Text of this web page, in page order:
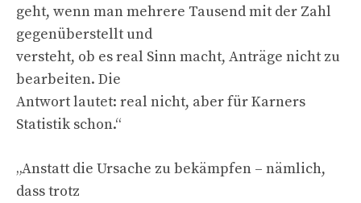
geht, wenn man mehrere Tausend mit der Zahl
gegenüberstellt und
versteht, ob es real Sinn macht, Anträge nicht zu
bearbeiten. Die
Antwort lautet: real nicht, aber für Karners
Statistik schon.“
„Anstatt die Ursache zu bekämpfen – nämlich,
dass trotz